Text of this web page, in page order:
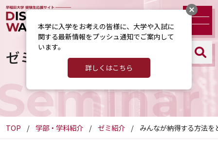
ゼミ紹介
TOP 学部・学科紹介 ゼミ紹介 みんなが納得する方法
本学に入学をお考えの皆様に、大学や入試に
関する最新情報をプッシュ通知でご案内して
います。
詳しくはこちら